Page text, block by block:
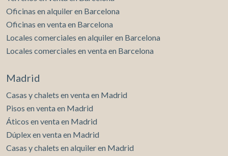
Oficinas en alquiler en Barcelona
Oficinas en venta en Barcelona
Locales comerciales en alquiler en Barcelona
Locales comerciales en venta en Barcelona
Madrid
Casas y chalets en venta en Madrid
Pisos en venta en Madrid
Áticos en venta en Madrid
Dúplex en venta en Madrid
Casas y chalets en alquiler en Madrid